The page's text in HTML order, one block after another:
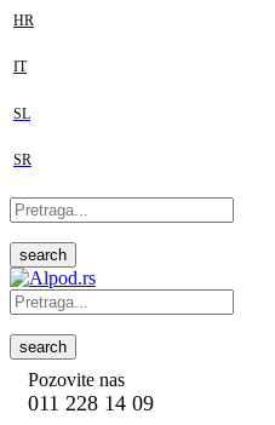
HR
IT
SL
SR
search
search
Pozovite nas
011 228 14 09